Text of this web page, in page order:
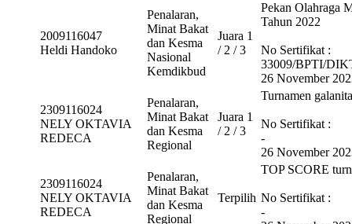
2009116047
Heldi Handoko
Penalaran,
Minat Bakat
dan Kesma
Nasional
Kemdikbud
Juara 1
/ 2 / 3
Pekan Olahraga
Tahun 2022
No Sertifikat :
33009/BPTI/
26 November
2309116024
NELY OKTAVIA
REDECA
Penalaran,
Minat Bakat
dan Kesma
Regional
Juara 1
/ 2 / 3
Turnamen
No Sertifikat :
-
26 November
2309116024
NELY OKTAVIA
REDECA
Penalaran,
Minat Bakat
dan Kesma
Regional
Terpilih
TOP SCORE
No Sertifikat :
-